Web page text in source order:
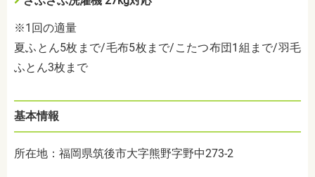
※1回の適量
夏ふとん5枚まで/毛布5枚まで/こたつ布団1組まで/羽毛
ふとん3枚まで
基本情報
所在地：福岡県筑後市大字熊野字野中273-2